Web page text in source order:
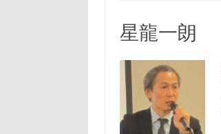
星龍一朗